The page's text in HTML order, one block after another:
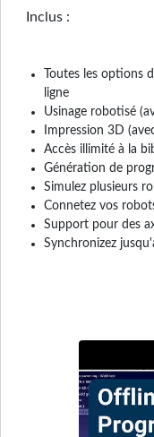
Inclus :
Toutes les options
ligne
Usinage robotisé
Impression 3D
Accès illimité à la
Génération de
Simulez plusieurs
Connetez vos
Support pour des
Synchronizez